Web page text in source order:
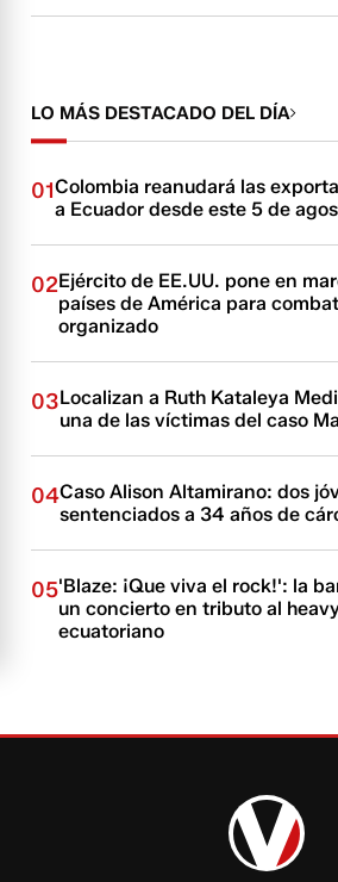
LO MÁS DESTACADO DEL DÍA
01Colombia reanudará las
a Ecuador desde este 5 de
02Ejército de EE.UU. pone en
países de América para
organizado
03Localizan a Ruth Kataleya
una de las víctimas del caso
04Caso Alison Altamirano: dos
sentenciados a 34 años de
05'Blaze: ¡Que viva el rock!': la
un concierto en tributo al
ecuatoriano